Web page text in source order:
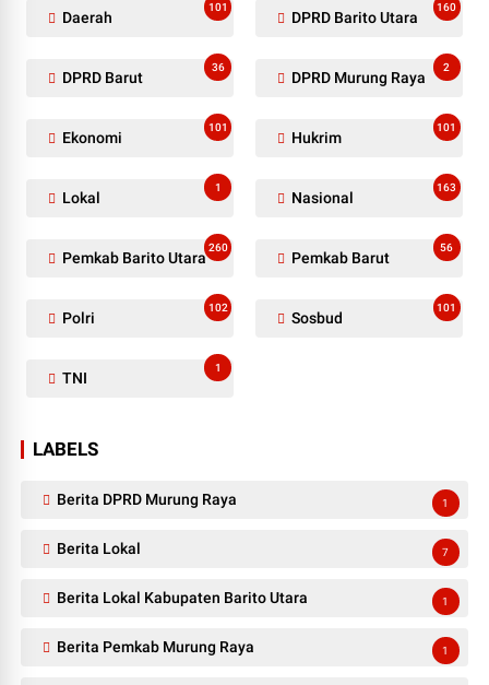
Daerah
101
DPRD Barito Utara
160
DPRD Barut
36
DPRD Murung Raya
2
Ekonomi
101
Hukrim
101
Lokal
1
Nasional
163
Pemkab Barito Utara
260
Pemkab Barut
56
Polri
102
Sosbud
101
TNI
1
LABELS
Berita DPRD Murung Raya 1
Berita Lokal 7
Berita Lokal Kabupaten Barito Utara 1
Berita Pemkab Murung Raya 1